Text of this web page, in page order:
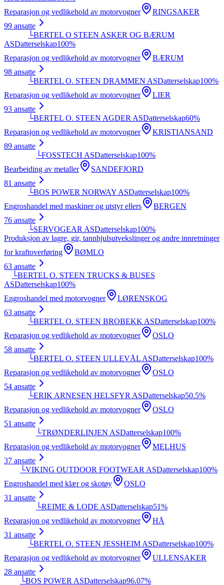
Reparasjon og vedlikehold av motorvogner
RINGSAKER
99 ansatte
└BERTEL O STEEN ASKER OG BÆRUM
ASDatterselskap100%
Reparasjon og vedlikehold av motorvogner
BÆRUM
98 ansatte
└BERTEL O. STEEN DRAMMEN ASDatterselskap100%
Reparasjon og vedlikehold av motorvogner
LIER
93 ansatte
└BERTEL O. STEEN AGDER ASDatterselskap60%
Reparasjon og vedlikehold av motorvogner
KRISTIANSAND
89 ansatte
└FOSSTECH ASDatterselskap100%
Bearbeiding av metaller
SANDEFJORD
81 ansatte
└BOS POWER NORWAY ASDatterselskap100%
Engroshandel med maskiner og utstyr ellers
BERGEN
76 ansatte
└SERVOGEAR ASDatterselskap100%
Produksjon av lagre, gir, tannhjulsutvekslinger og andre innretninger
for kraftoverføring
BØMLO
63 ansatte
└BERTEL O. STEEN TRUCKS & BUSES
ASDatterselskap100%
Engroshandel med motorvogner
LØRENSKOG
63 ansatte
└BERTEL O. STEEN BROBEKK ASDatterselskap100%
Reparasjon og vedlikehold av motorvogner
OSLO
58 ansatte
└BERTEL O. STEEN ULLEVÅL ASDatterselskap100%
Reparasjon og vedlikehold av motorvogner
OSLO
54 ansatte
└ERIK ARNESEN HELSFYR ASDatterselskap50.5%
Reparasjon og vedlikehold av motorvogner
OSLO
51 ansatte
└TRØNDERLINJEN ASDatterselskap100%
Reparasjon og vedlikehold av motorvogner
MELHUS
37 ansatte
└VIKING OUTDOOR FOOTWEAR ASDatterselskap100%
Engroshandel med klær og skotøy
OSLO
31 ansatte
└REIME & LODE ASDatterselskap51%
Reparasjon og vedlikehold av motorvogner
HÅ
31 ansatte
└BERTEL O. STEEN JESSHEIM ASDatterselskap100%
Reparasjon og vedlikehold av motorvogner
ULLENSAKER
28 ansatte
└BOS POWER ASDatterselskap96.07%